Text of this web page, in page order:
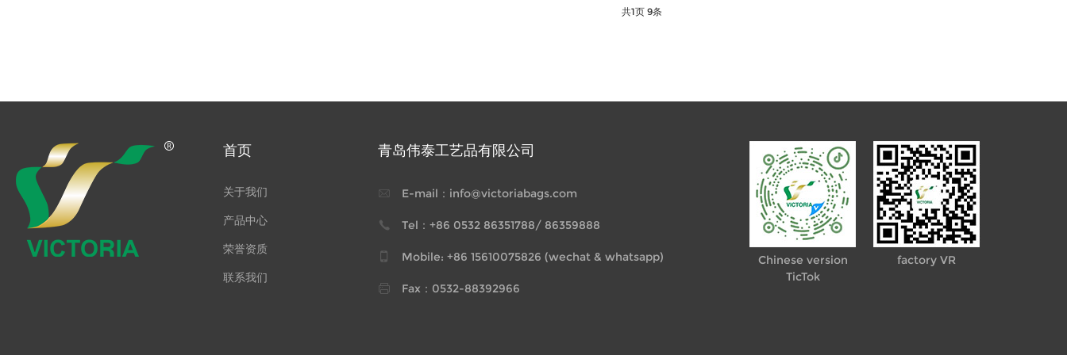
共1页9条
首页
关于我们
产品中心
荣誉资质
联系我们
青岛伟泰工艺品有限公司
E-mail：info@victoriabags.com
Tel：+86 0532 86351788/ 86359888
Mobile: +86 15610075826 (wechat & whatsapp)
Fax：0532-88392966
Chinese version
TicTok
factory VR